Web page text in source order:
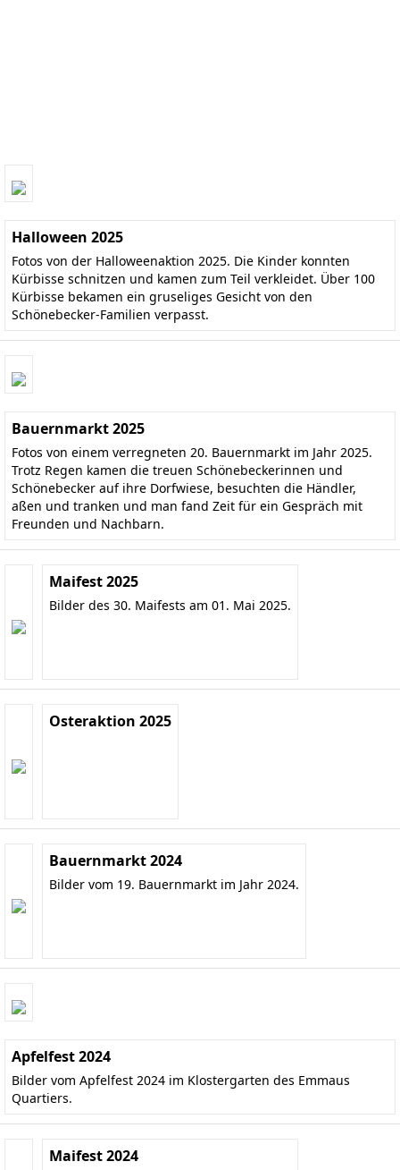
Halloween 2025
Fotos von der Halloweenaktion 2025. Die Kinder konnten
Kürbisse schnitzen und kamen zum Teil verkleidet. Über 100
Kürbisse bekamen ein gruseliges Gesicht von den
Schönebecker-Familien verpasst.
Bauernmarkt 2025
Fotos von einem verregneten 20. Bauernmarkt im Jahr 2025.
Trotz Regen kamen die treuen Schönebeckerinnen und
Schönebecker auf ihre Dorfwiese, besuchten die Händler,
aßen und tranken und man fand Zeit für ein Gespräch mit
Freunden und Nachbarn.
Maifest 2025
Bilder des 30. Maifests am 01. Mai 2025.
Osteraktion 2025
Bauernmarkt 2024
Bilder vom 19. Bauernmarkt im Jahr 2024.
Apfelfest 2024
Bilder vom Apfelfest 2024 im Klostergarten des Emmaus
Quartiers.
Maifest 2024